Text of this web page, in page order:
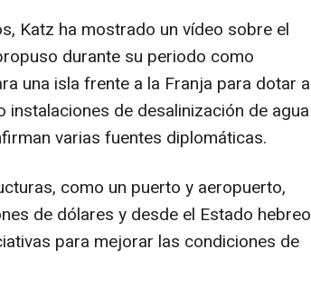
Katz ha mostrado un vídeo sobre el
durante su periodo como
una isla frente a la Franja para dotar a
de desalinización de agua
varias fuentes diplomáticas.
como un puerto y aeropuerto,
de dólares y desde el Estado hebreo
para mejorar las condiciones de